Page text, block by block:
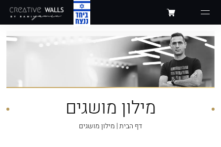
מילון מושגים
דף הבית| מילון מושגים